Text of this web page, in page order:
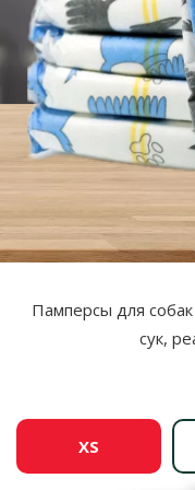
Памперсы для
сук,
XS